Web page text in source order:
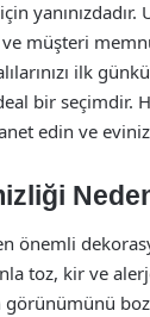
yanınızdadır.
müşteri
ilk
bir seçimdir.
edin ve
önemli
toz, kir ve